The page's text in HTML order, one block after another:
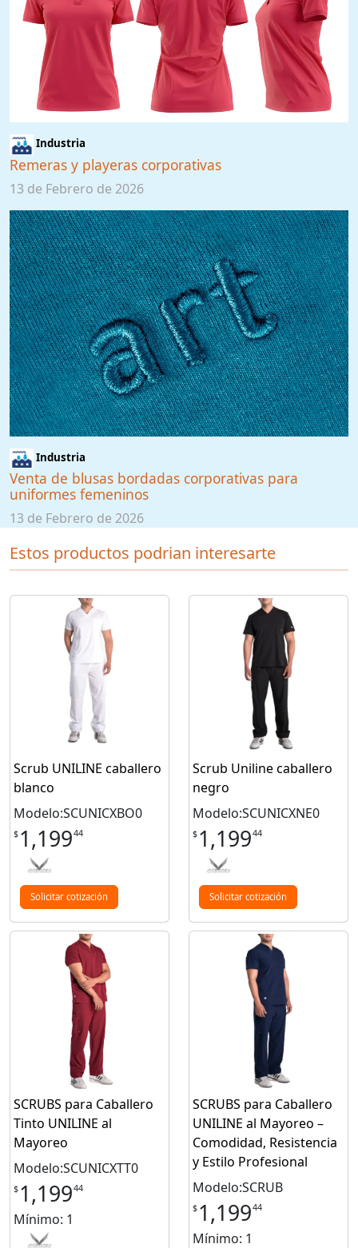
Industria
Remeras y playeras corporativas
13 de Febrero de 2026
Industria
Venta de blusas bordadas corporativas para
uniformes femeninos
13 de Febrero de 2026
Estos productos podrian interesarte
Scrub UNILINE caballero
blanco
Modelo:SCUNICXBO0
$ 1,19944
Solicitar cotización
Scrub Uniline caballero
negro
Modelo:SCUNICXNE0
$ 1,19944
Solicitar cotización
SCRUBS para Caballero
Tinto UNILINE al
Mayoreo
Modelo:SCUNICXTT0
$ 1,19944
Mínimo: 1
SCRUBS para Caballero
UNILINE al Mayoreo –
Comodidad, Resistencia
y Estilo Profesional
Modelo:SCRUB
$ 1,19944
Mínimo: 1